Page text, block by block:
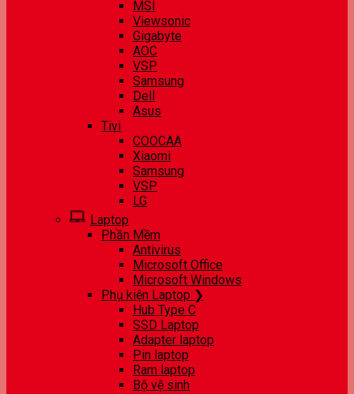
MSI
Viewsonic
Gigabyte
AOC
VSP
Samsung
Dell
Asus
Tivi
COOCAA
Xiaomi
Samsung
VSP
LG
Laptop
Phần Mềm
Antivirus
Microsoft Office
Microsoft Windows
Phụ kiện Laptop ❯
Hub Type C
SSD Laptop
Adapter laptop
Pin laptop
Ram laptop
Bộ vệ sinh